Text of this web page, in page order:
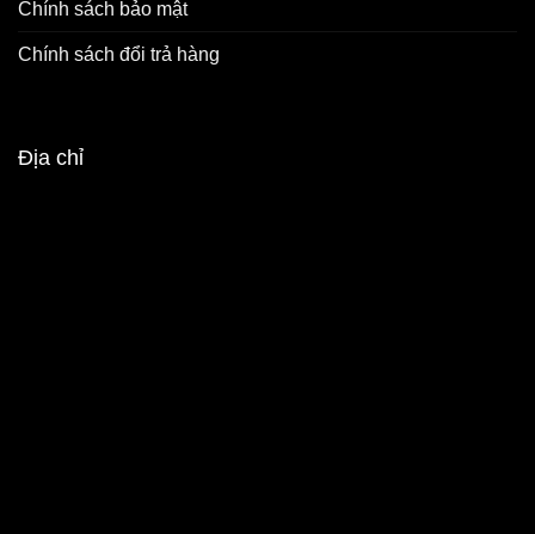
Chính sách bảo mật
Chính sách đổi trả hàng
Địa chỉ